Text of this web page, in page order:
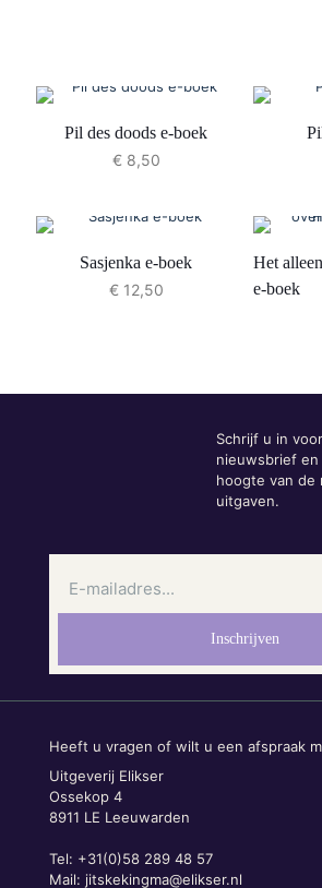
Pil des doods e-boek
€8,50
Sasjenka e-boek
€12,50
Het
e-boek
Schrijf u in
nieuwsbrief
hoogte van de
uitgaven.
Heeft u vragen of wilt u een afspraak
Uitgeverij Elikser
Ossekop 4
8911 LE Leeuwarden
Tel: +31(0)58 289 48 57
Mail: jitskekingma@elikser.nl